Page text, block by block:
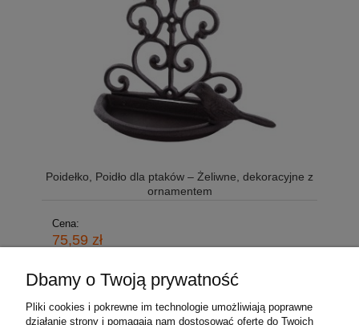
Poidełko, Poidło dla ptaków – Żeliwne, dekoracyjne z
ornamentem
Cena:
75,59 zł
Dbamy o Twoją prywatność
Pliki cookies i pokrewne im technologie umożliwiają poprawne
działanie strony i pomagają nam dostosować ofertę do Twoich